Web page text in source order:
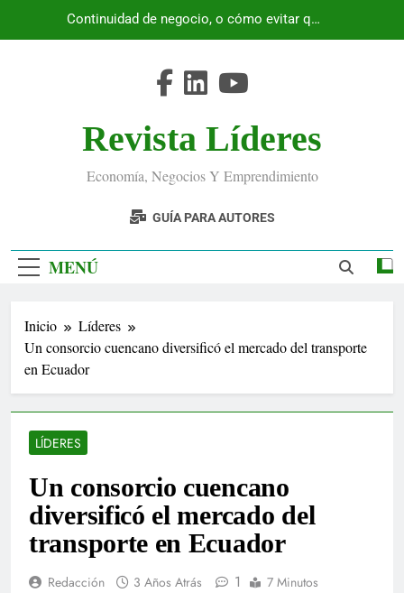
Continuidad de negocio, o cómo evitar que
Revista Líderes
Economía, Negocios Y Emprendimiento
GUÍA PARA AUTORES
MENÚ
Inicio
Líderes
Un consorcio cuencano diversificó el mercado del transporte
en Ecuador
LÍDERES
Un consorcio cuencano
diversificó el mercado del
transporte en Ecuador
Redacción 3 Años Atrás 1 7 Minutos